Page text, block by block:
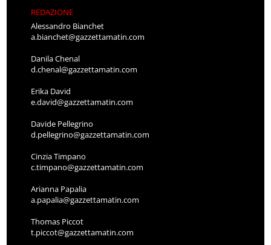
REDAZIONE
Alessandro Bianchet
a.bianchet@gazzettamatin.com
Danila Chenal
d.chenal@gazzettamatin.com
Erika David
e.david@gazzettamatin.com
Davide Pellegrino
d.pellegrino@gazzettamatin.com
Cinzia Timpano
c.timpano@gazzettamatin.com
Arianna Papalia
a.papalia@gazzettamatin.com
Thomas Piccot
t.piccot@gazzettamatin.com